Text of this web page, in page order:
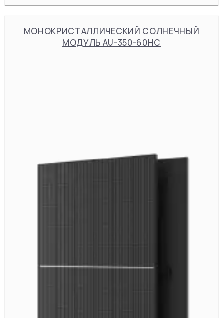
МОНОКРИСТАЛЛИЧЕСКИЙ СОЛНЕЧНЫЙ
МОДУЛЬ AU-350-60HC